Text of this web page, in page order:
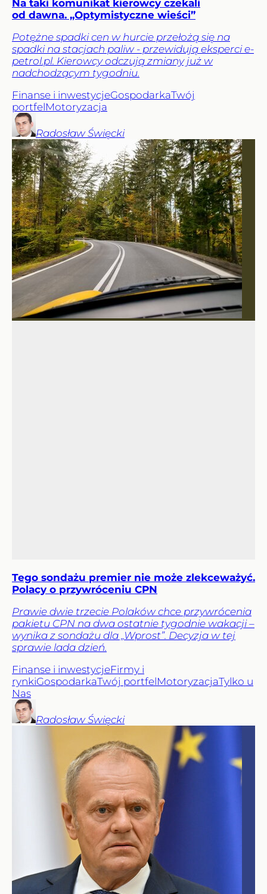
Na taki komunikat kierowcy czekali
od dawna. „Optymistyczne wieści”
Potężne spadki cen w hurcie przełożą się na
spadki na stacjach paliw - przewidują eksperci e-
petrol.pl. Kierowcy odczują zmiany już w
nadchodzącym tygodniu.
Finanse i inwestycjeGospodarkaTwój
portfelMotoryzacja
Radosław Święcki
Tego sondażu premier nie może zlekceważyć.
Polacy o przywróceniu CPN
Prawie dwie trzecie Polaków chce przywrócenia
pakietu CPN na dwa ostatnie tygodnie wakacji –
wynika z sondażu dla „Wprost”. Decyzja w tej
sprawie lada dzień.
Finanse i inwestycjeFirmy i
rynkiGospodarkaTwój portfelMotoryzacjaTylko u
Nas
Radosław Święcki